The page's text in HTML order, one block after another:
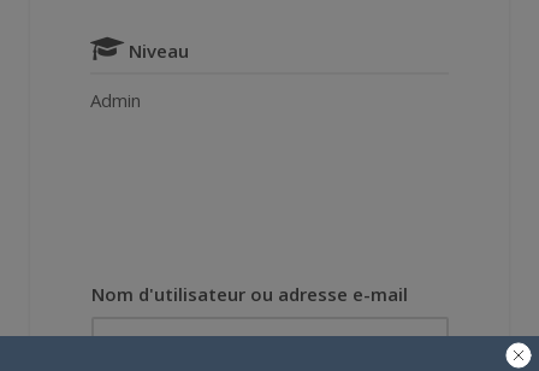
Niveau
Admin
Nom d'utilisateur ou adresse e-mail